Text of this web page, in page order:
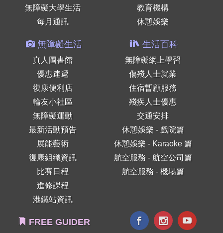
無障礙大學生活
每月通訊
教育機構
休憩娛樂
無障礙生活
真人圖書館
優惠速遞
復康便利店
輪友小社區
無障礙運動
最新活動預告
展能藝術
復康組織資訊
比賽日程
進修課程
港鐵站資訊
生活百科
無障礙網上學習
傷殘人士就業
住宿暫顧服務
殘疾人士優惠
交通安排
休憩娛樂 - 戲院篇
休憩娛樂 - Karaoke 篇
航空服務 - 航空公司篇
航空服務 - 機場篇
FREE GUIDER